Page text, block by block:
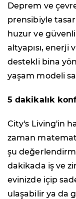
Deprem ve
prensibiyle
huzur ve
altyapısı, enerji
destekli bina
yaşam modeli
5 dakikalık
City's Living'in
zaman
şu
dakikada iş ve
evinizde içip
ulaşabilir ya da